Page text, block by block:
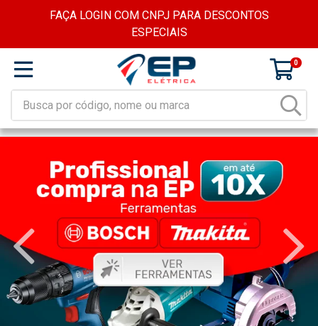
FAÇA LOGIN COM CNPJ PARA DESCONTOS
ESPECIAIS
0